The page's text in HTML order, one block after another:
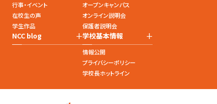
行事・イベント
在校生の声
学生作品
オープンキャンパス
オンライン説明会
保護者説明会
NCC blog +学校基本情報 +
情報公開
プライバシーポリシー
学校長ホットライン